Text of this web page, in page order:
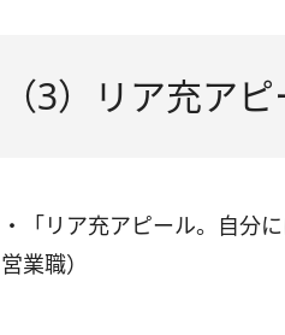
（3）リア充ア
・「リア充アピール。自分
営業職）